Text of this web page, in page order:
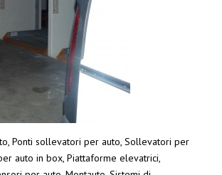
Ponti sollevatori per auto, Sollevatori per
auto in box, Piattaforme elevatrici,